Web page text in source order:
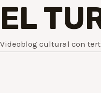
EL
Videoblog cultural con